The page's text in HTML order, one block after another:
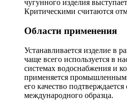
чугунного изделия
Критическими считаются
Области применения
Устанавливается изделие в
чаще всего используется в
системах водоснабжения и
применяется
его качество
международного образца.